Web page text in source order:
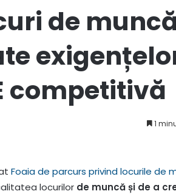
de
competitivă
1
Foaia de parcurs privind locurile de
locurilor de muncă și de a